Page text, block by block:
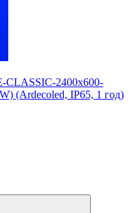
CLASSIC-2400x600-
(Ardecoled, IP65, 1 год)